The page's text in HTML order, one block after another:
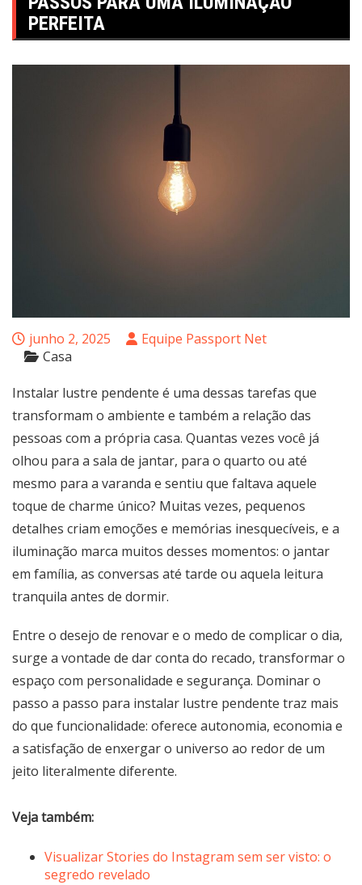
PERFEITA
junho 2, 2025
Equipe Passport Net
Casa
Instalar lustre pendente é uma dessas tarefas que
transformam o ambiente e também a relação das
pessoas com a própria casa. Quantas vezes você já
olhou para a sala de jantar, para o quarto ou até
mesmo para a varanda e sentiu que faltava aquele
toque de charme único? Muitas vezes, pequenos
detalhes criam emoções e memórias inesquecíveis, e a
iluminação marca muitos desses momentos: o jantar
em família, as conversas até tarde ou aquela leitura
tranquila antes de dormir.
Entre o desejo de renovar e o medo de complicar o dia,
surge a vontade de dar conta do recado, transformar o
espaço com personalidade e segurança. Dominar o
passo a passo para instalar lustre pendente traz mais
do que funcionalidade: oferece autonomia, economia e
a satisfação de enxergar o universo ao redor de um
jeito literalmente diferente.
Veja também:
Visualizar Stories do Instagram sem ser visto: o
segredo revelado